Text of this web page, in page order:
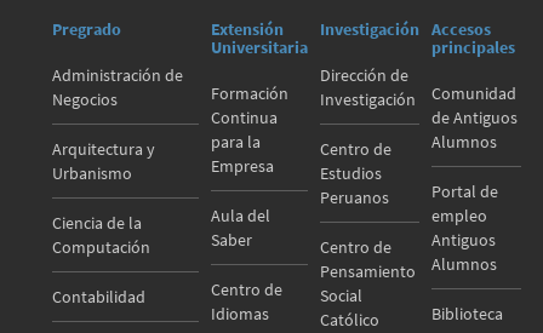
Pregrado
Administración de
Negocios
Arquitectura y
Urbanismo
Ciencia de la
Computación
Contabilidad
Extensión
Universitaria
Formación
Continua
para la
Empresa
Aula del
Saber
Centro de
Idiomas
Investigación
Dirección de
Investigación
Centro de
Estudios
Peruanos
Centro de
Pensamiento
Social
Católico
Accesos
principales
Comunidad
de Antiguos
Alumnos
Portal de
empleo
Antiguos
Alumnos
Biblioteca